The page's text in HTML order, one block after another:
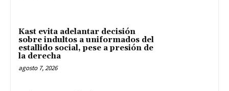
Kast evita adelantar decisión
sobre indultos a uniformados del
estallido social, pese a presión de
la derecha
agosto 7, 2026